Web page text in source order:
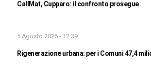
CallMat, Cupparo: il confronto prosegue
5 Agosto 2026 - 12:39
Rigenerazione urbana: per i Comuni 47,4